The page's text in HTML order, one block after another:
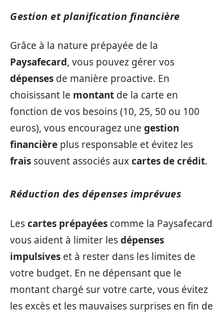
Gestion et planification financière
Grâce à la nature prépayée de la
Paysafecard, vous pouvez gérer vos
dépenses de manière proactive. En
choisissant le montant de la carte en
fonction de vos besoins (10, 25, 50 ou 100
euros), vous encouragez une gestion
financière plus responsable et évitez les
frais souvent associés auxcartes de crédit.
Réduction des dépenses imprévues
Lescartes prépayées comme la Paysafecard
vous aident à limiter lesdépenses
impulsives et à rester dans les limites de
votre budget. En ne dépensant que le
montant chargé sur votre carte, vous évitez
les excès et les mauvaises surprises en fin de